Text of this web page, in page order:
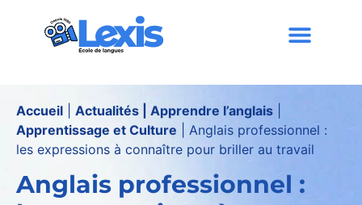
Accueil Actualités | Apprendre l’anglais
Apprentissage et Culture
Anglais professionnel :
les expressions à connaître pour briller au travail
Anglais professionnel :